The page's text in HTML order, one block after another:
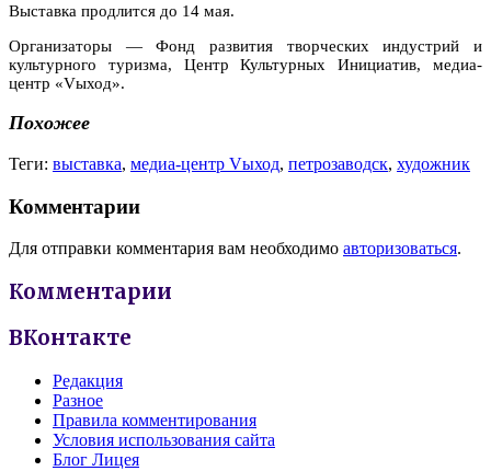
Выставка продлится до 14 мая.
Организаторы — Фонд развития творческих индустрий и
культурного туризма, Центр Культурных Инициатив, медиа-
центр «Vыход».
Похожее
Теги: выставка, медиа-центр Vыход, петрозаводск, художник
Комментарии
Для отправки комментария вам необходимо авторизоваться.
Комментарии
ВКонтакте
Редакция
Разное
Правила комментирования
Условия использования сайта
Блог Лицея